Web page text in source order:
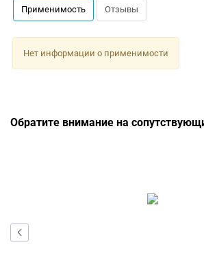
Применимость Отзывы
Нет информации о применимости
Обратите внимание на